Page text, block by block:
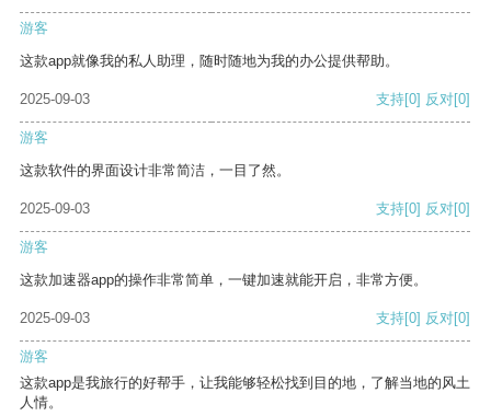
游客
这款app就像我的私人助理，随时随地为我的办公提供帮助。
2025-09-03 支持[0] 反对[0]
游客
这款软件的界面设计非常简洁，一目了然。
2025-09-03 支持[0] 反对[0]
游客
这款加速器app的操作非常简单，一键加速就能开启，非常方便。
2025-09-03 支持[0] 反对[0]
游客
这款app是我旅行的好帮手，让我能够轻松找到目的地，了解当地的风土
人情。